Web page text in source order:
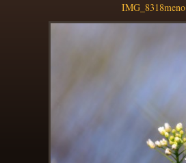
IMG_8318meno